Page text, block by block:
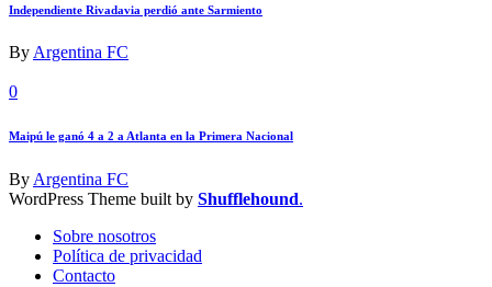
Independiente Rivadavia perdió ante Sarmiento
ByArgentina FC
0
Maipú le ganó 4 a 2 a Atlanta en la Primera Nacional
ByArgentina FC
WordPress Theme built by Shufflehound.
Sobre nosotros
Política de privacidad
Contacto